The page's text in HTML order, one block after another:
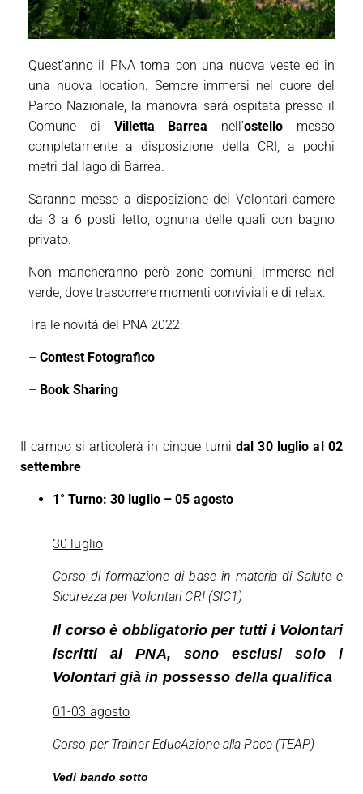
Quest’anno il PNA torna con una nuova veste ed in
una nuova location. Sempre immersi nel cuore del
Parco Nazionale, la manovra sarà ospitata presso il
Comune di Villetta Barrea nell’ostello messo
completamente a disposizione della CRI, a pochi
metri dal lago di Barrea.
Saranno messe a disposizione dei Volontari camere
da 3 a 6 posti letto, ognuna delle quali con bagno
privato.
Non mancheranno però zone comuni, immerse nel
verde, dove trascorrere momenti conviviali e di relax.
Tra le novità del PNA 2022:
– Contest Fotografico
– Book Sharing
Il campo si articolerà in cinque turnidal 30 luglio al 02
settembre
1° Turno: 30 luglio – 05 agosto
30 luglio
Corso di formazione di base in materia di Salute e
Sicurezza per Volontari CRI (SIC1)
Il corso è obbligatorio per tutti i Volontari
iscritti al PNA, sono esclusi solo i
Volontari già in possesso della qualifica
01-03 agosto
Corso per Trainer EducAzione alla Pace (TEAP)
Vedi bando sotto